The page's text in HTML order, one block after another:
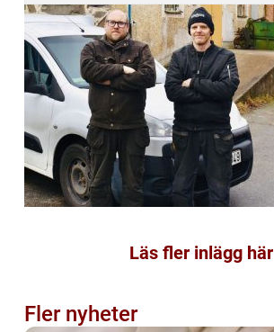
Läs fler inlägg här
Fler nyheter